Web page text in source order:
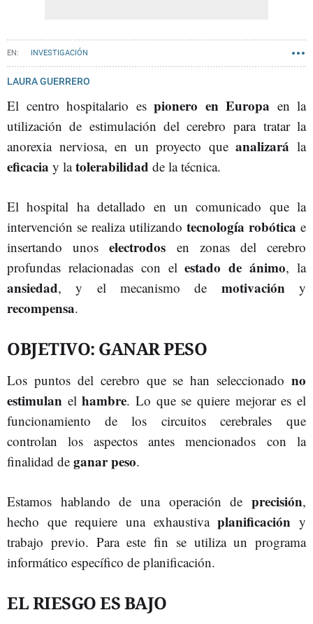
INVESTIGACIÓN
LAURA GUERRERO
El centro hospitalario es pionero en Europa en la
utilización de estimulación del cerebro para tratar la
anorexia nerviosa, en un proyecto queanalizará la
eficacia y latolerabilidad de la técnica.
El hospital ha detallado en un comunicado que la
intervención se realiza utilizando tecnología robótica e
insertando unoselectrodos en zonas del cerebro
profundas relacionadas con elestado de ánimo, la
ansiedad, y el mecanismo de motivacióny
recompensa.
OBJETIVO: GANAR PESO
Los puntos del cerebro que se han seleccionado no
estimulan elhambre. Lo que se quiere mejorar es el
funcionamiento de los circuitos cerebrales que
controlan los aspectos antes mencionados con la
finalidad de ganar peso.
Estamos hablando de una operación de precisión,
hecho que requiere una exhaustivaplanificación y
trabajo previo. Para este fin se utiliza un programa
informático específico de planificación.
EL RIESGO ES BAJO